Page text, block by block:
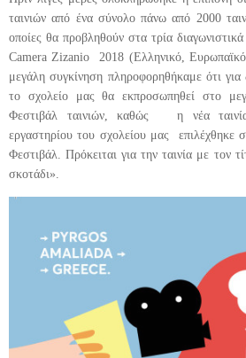
ταινιών από ένα σύνολο πάνω από 2000
οποίες θα προβληθούν στα τρία
Camera Zizanio 2018 (Ελληνικό,
μεγάλη συγκίνηση πληροφορηθήκαμε ότι για
το σχολείο μας θα εκπροσωπηθεί στο
Φεστιβάλ ταινιών, καθώς η νέα
εργαστηρίου του σχολείου μας επιλέχθηκε
Φεστιβάλ. Πρόκειται για την ταινία με τον
σκοτάδι».